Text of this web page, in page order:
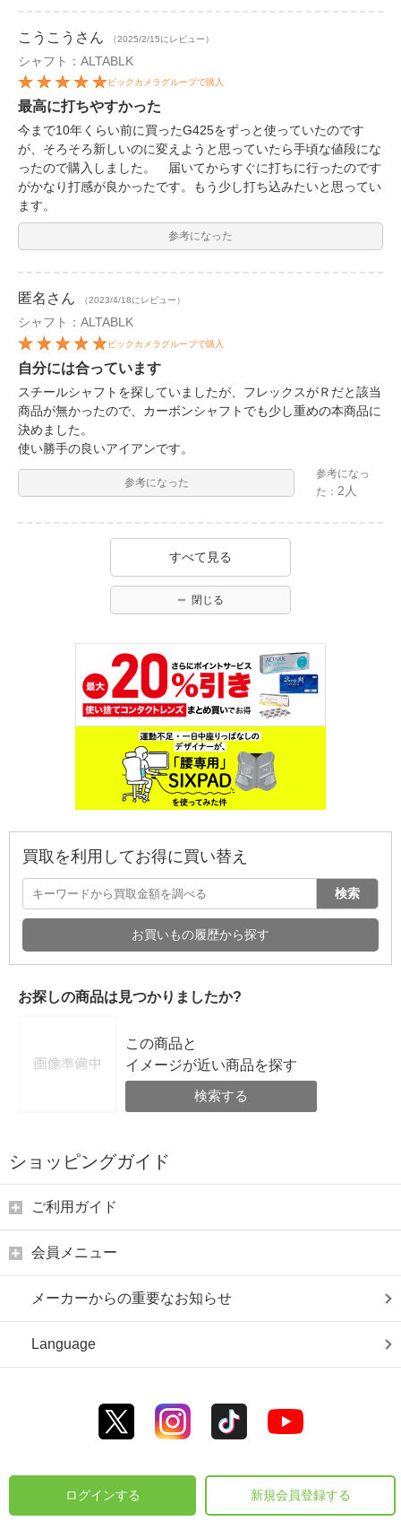
こうこう さん （2025/2/15にレビュー）
シャフト：ALTABLK
ビックカメラグループで購入
最高に打ちやすかった
今まで10年くらい前に買ったG425をずっと使っていたのです
が、そろそろ新しいのに変えようと思っていたら手頃な値段にな
ったので購入しました。 届いてからすぐに打ちに行ったのです
がかなり打感が良かったです。もう少し打ち込みたいと思ってい
ます。
参考になった
匿名 さん （2023/4/18にレビュー）
シャフト：ALTABLK
ビックカメラグループで購入
自分には合っています
スチールシャフトを探していましたが、フレックスがＲだと該当
商品が無かったので、カーボンシャフトでも少し重めの本商品に
決めました。
使い勝手の良いアイアンです。
参考になった
参考になっ
た： 2人
すべて見る
閉じる
買取を利用してお得に買い替え
検索
お買いもの履歴から探す
お探しの商品は見つかりましたか?
この商品と
イメージが近い商品を探す
検索する
ショッピングガイド
ご利用ガイド
会員メニュー
メーカーからの重要なお知らせ
Language
ログインする 新規会員登録する